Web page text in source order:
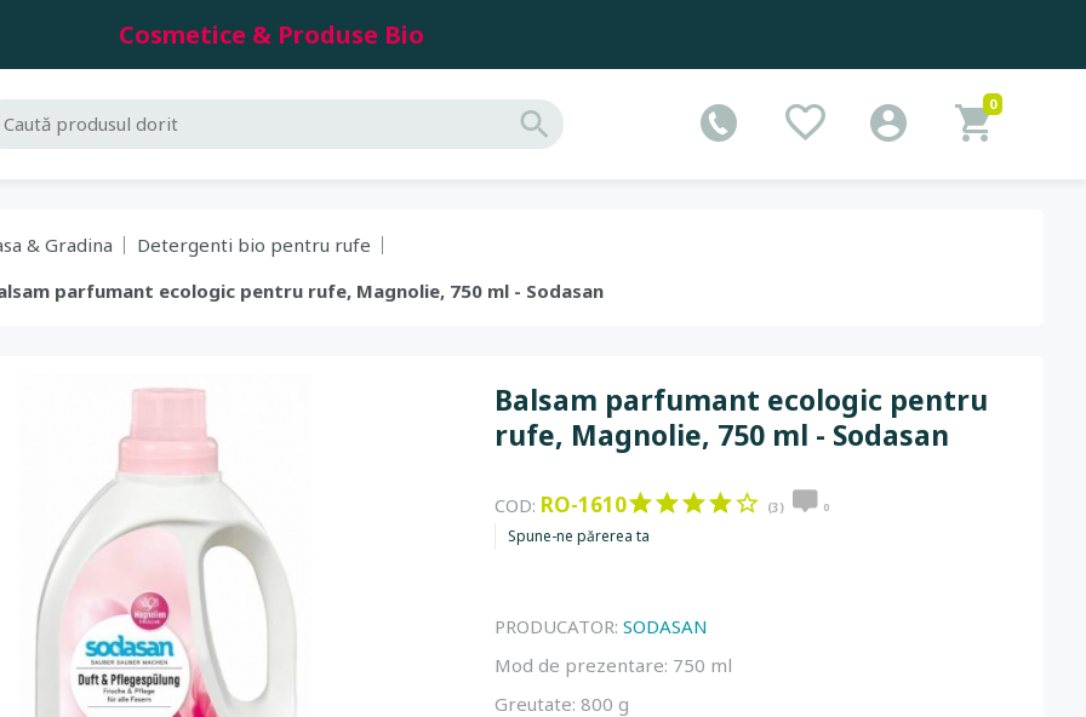
Cosmetice & Produse Bio
0
& Gradina
Detergenti bio pentru rufe
parfumant ecologic pentru rufe, Magnolie, 750 ml - Sodasan
Balsam parfumant ecologic pentru
rufe, Magnolie, 750 ml - Sodasan
COD: RO-1610 (3) 0
Spune-ne părerea ta
PRODUCATOR: SODASAN
Mod de prezentare: 750 ml
Greutate: 800 g